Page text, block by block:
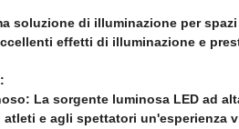
soluzione di illuminazione per
effetti di illuminazione e
La sorgente luminosa LED ad
e agli spettatori